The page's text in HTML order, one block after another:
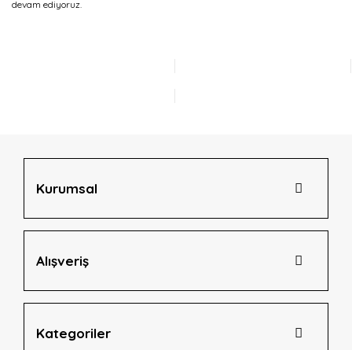
devam ediyoruz.
Kurumsal
Alışveriş
Kategoriler